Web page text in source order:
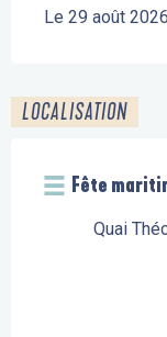
Le 29 août 2026
LOCALISATION
Fête
Quai